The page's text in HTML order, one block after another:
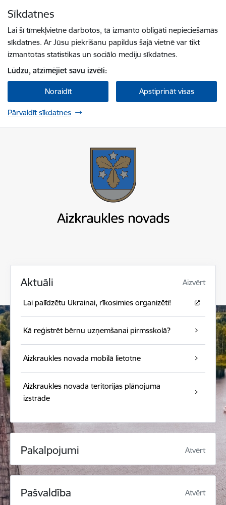
Sīkdatnes
Lai šī tīmekļvietne darbotos, tā izmanto obligāti nepieciešamās
sīkdatnes. Ar Jūsu piekrišanu papildus šajā vietnē var tikt
izmantotas statistikas un sociālo mediju sīkdatnes.
Lūdzu, atzīmējiet savu izvēli:
Noraidīt Apstiprināt visas
Pārvaldīt sīkdatnes
Aktuāli Aizvērt
Lai palīdzētu Ukrainai, rīkosimies organizēti!
Kā reģistrēt bērnu uzņemšanai pirmsskolā?
Aizkraukles novada mobilā lietotne
Aizkraukles novada teritorijas plānojuma
izstrāde
Pakalpojumi Atvērt
Pašvaldība Atvērt